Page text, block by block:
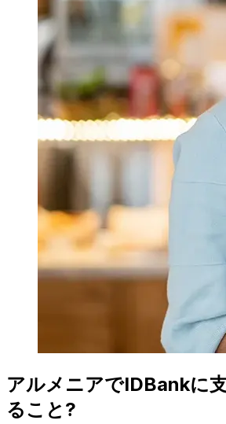
アルメニアでIDBankに
ること?